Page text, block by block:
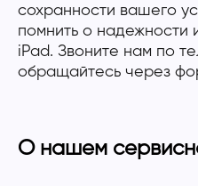
сохранности вашего
помнить о надежности
iPad. Звоните нам по
обращайтесь через
О нашем